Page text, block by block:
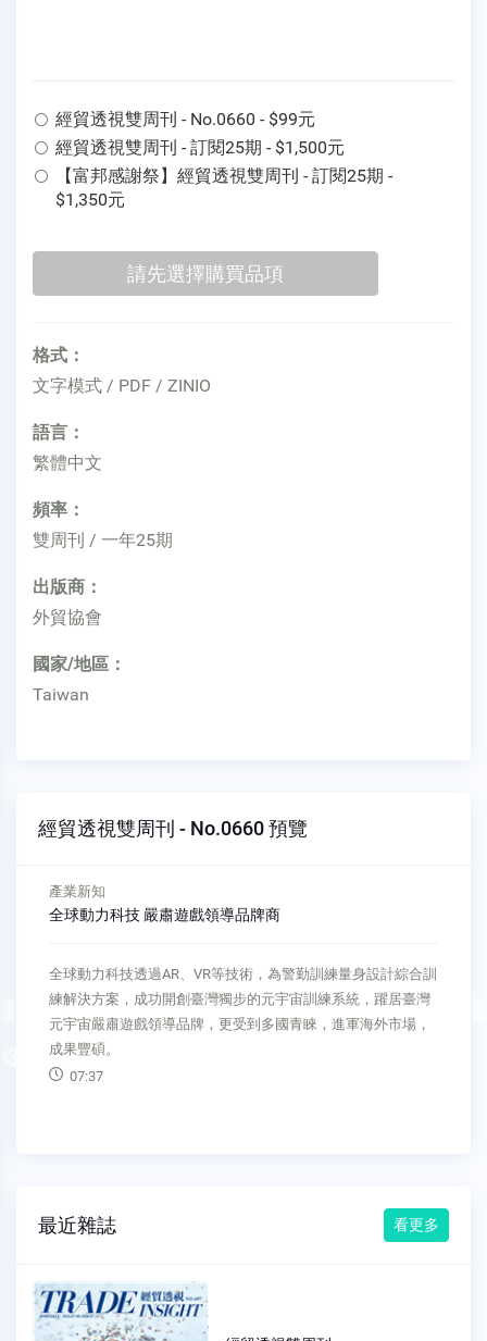
經貿透視雙周刊 - No.0660 - $99元
經貿透視雙周刊 - 訂閱25期 - $1,500元
【富邦感謝祭】經貿透視雙周刊 - 訂閱25期 -
$1,350元
格式：
文字模式 / PDF / ZINIO
語言：
繁體中文
頻率：
雙周刊 / 一年25期
出版商：
外貿協會
國家/地區：
Taiwan
經貿透視雙周刊 - No.0660 預覽
Previous
新興市場
自然文化與基礎設施擁優勢 墨西哥獎勵旅遊具競爭力
墨西哥作為全球會議與獎勵旅遊的領先國家，憑藉其豐富的自
然資源、文化遺產、美食及令人羨慕的基礎設施和良好的空中
交通網路，吸引來自全球的商務與休閒旅客，更成為商業活動
與國際大會的首選目的地。
11:22
最近雜誌 看更多